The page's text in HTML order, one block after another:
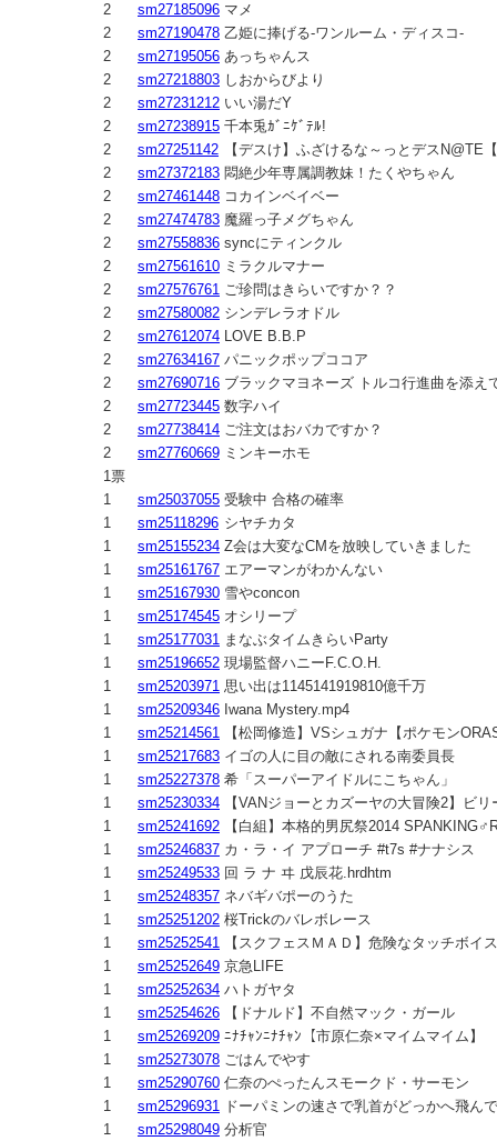
2 sm27185096 マメ
2
sm27190478 乙姫に捧げる-ワンルーム・ディスコ-
2
sm27195056 あっちゃんス
2
sm27218803 しおからびより
2
sm27231212 いい湯だY
2
sm27238915 千本兎ｶﾞﾆｹﾞﾃﾙ!
2
sm27251142
【デスけ】ふざけるな～っとデスN@TE
2
sm27372183 悶絶少年専属調教妹！たくやちゃん
2
sm27461448 コカインベイベー
2
sm27474783 魔羅っ子メグちゃん
2
sm27558836 syncにティンクル
2
sm27561610 ミラクルマナー
2
sm27576761 ご珍問はきらいですか？？
2
sm27580082 シンデレラオドル
2
sm27612074 LOVE B.B.P
2
sm27634167 パニックポップココア
2
sm27690716 ブラックマヨネーズ トルコ行進曲を添え
2
sm27723445 数字ハイ
2
sm27738414 ご注文はおバカですか？
2
sm27760669 ミンキーホモ
1票
1
sm25037055 受験中 合格の確率
1
sm25118296 シヤチカタ
1
sm25155234 Z会は大変なCMを放映していきました
1
sm25161767 エアーマンがわかんない
1
sm25167930 雪やconcon
1
sm25174545 オシリープ
1
sm25177031 まなぶタイムきらいParty
1
sm25196652 現場監督ハニーF.C.O.H.
1
sm25203971 思い出は1145141919810億千万
1
sm25209346 Iwana Mystery.mp4
1
sm25214561
【松岡修造】VSシュガナ【ポケモン
1
sm25217683 イゴの人に目の敵にされる南委員長
1
sm25227378 希「スーパーアイドルにこちゃん」
1
sm25230334
【VANジョーとカズーヤの大冒険2】ビ
1
sm25241692
【白組】本格的男尻祭2014
1
sm25246837 カ・ラ・イ アプローチ #t7s #ナナシス
1
sm25249533 回 ラ ナ ヰ 戊辰花.hrdhtm
1
sm25248357 ネバギバポーのうた
1
sm25251202 桜Trickのバレボレース
1
sm25252541
【スクフェスＭＡＤ】危険なタッチボイス
1
sm25252649 京急LIFE
1
sm25252634 ハトガヤタ
1
sm25254626
【ドナルド】不自然マック・ガール
1
sm25269209 ﾆﾅﾁｬﾝﾆﾅﾁｬﾝ【市原仁奈×マイムマイム】
1
sm25273078 ごはんでやす
1
sm25290760 仁奈のぺったんスモークド・サーモン
1
sm25296931 ドーパミンの速さで乳首がどっかへ飛ん
1
sm25298049 分析官